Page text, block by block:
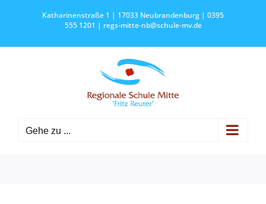
Katharinenstraße 1 | 17033 Neubrandenburg | 0395
555 1201 | regs-mitte-nb@schule-mv.de
Gehe zu ...